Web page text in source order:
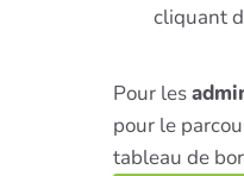
cliquant
Pour les
pour le
tableau de